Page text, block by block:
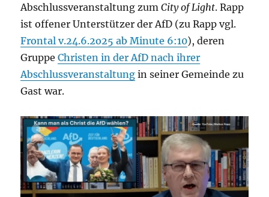
Abschlussveranstaltung zumCity of Light. Rapp
ist offener Unterstützer der AfD (zu Rapp vgl.
Frontal v.24.6.2o25 ab Minute 6:10), deren
GruppeChristen in der AfD nach ihrer
Abschlussveranstaltung in seiner Gemeinde zu
Gast war.